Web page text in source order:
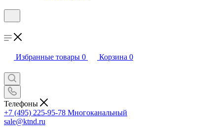
Избранные товары 0 Корзина 0
Телефоны
+7 (495) 225-95-78 Многоканальный
sale@ktnd.ru